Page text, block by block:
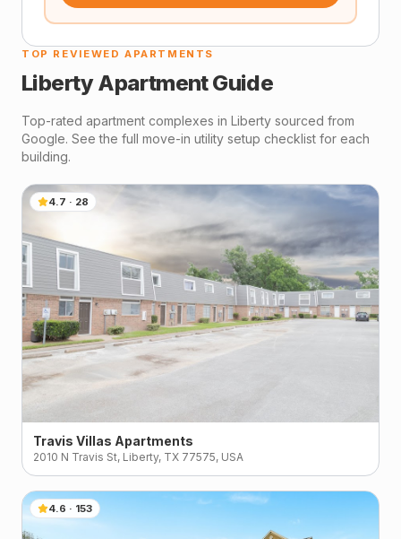
TOP REVIEWED APARTMENTS
LibertyApartment Guide
Top-rated apartment complexes in Liberty sourced from
Google. See the full move-in utility setup checklist for each
building.
4.7 · 28
Travis Villas Apartments
2010 N Travis St, Liberty, TX 77575, USA
4.6 · 153